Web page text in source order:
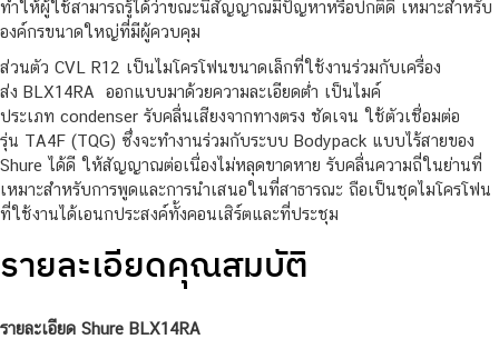
ทำให้ผู้ใช้สามารถรู้ได้ว่าขณะนี้สัญญาณมีปัญหาหรือปกติดี เหมาะสำหรับ
องค์กรขนาดใหญ่ที่มีผู้ควบคุม
ส่วนตัว CVL R12 เป็นไมโครโฟนขนาดเล็กที่ใช้งานร่วมกับเครื่อง
ส่ง BLX14RA ออกแบบมาด้วยความละเอียดต่ำ เป็นไมค์
ประเภท condenser รับคลื่นเสียงจากทางตรง ชัดเจน ใช้ตัวเชื่อมต่อ
รุ่น TA4F (TQG) ซึ่งจะทำงานร่วมกับระบบ Bodypack แบบไร้สายของ
Shure ได้ดี ให้สัญญาณต่อเนื่องไม่หลุดขาดหาย รับคลื่นความถี่ในย่านที่
เหมาะสำหรับการพูดและการนำเสนอในที่สาธารณะ ถือเป็นชุดไมโครโฟน
ที่ใช้งานได้เอนกประสงค์ทั้งคอนเสิร์ตและที่ประชุม
รายละเอียดคุณสมบัติ
รายละเอียด Shure BLX14RA